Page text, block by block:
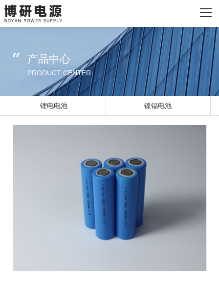
网站首页
主营产品产品中心
PRODUCT CENTER
锂电电池 镍镉电池